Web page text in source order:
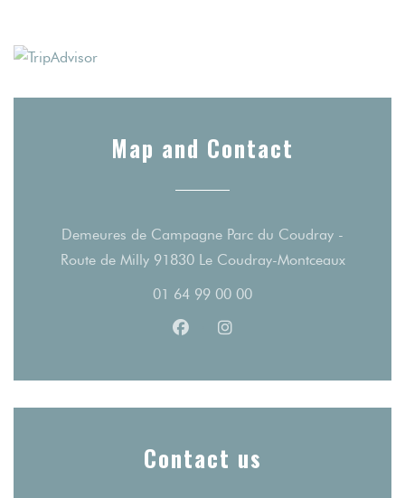
Map and Contact
Demeures de Campagne Parc du Coudray -
Route de Milly 91830 Le Coudray-Montceaux((opens
01 64 99 00 00
Facebook ((opens in a new
Instagram ((opens in a
Contact us